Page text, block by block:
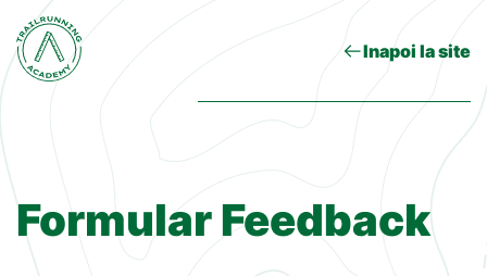
Inapoi la site
Formular Feedback